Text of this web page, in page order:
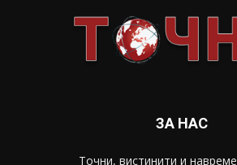
ЗА НАС
Точни, вистинити и